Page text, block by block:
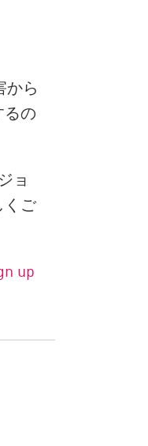
から
の
ョ
くご
up